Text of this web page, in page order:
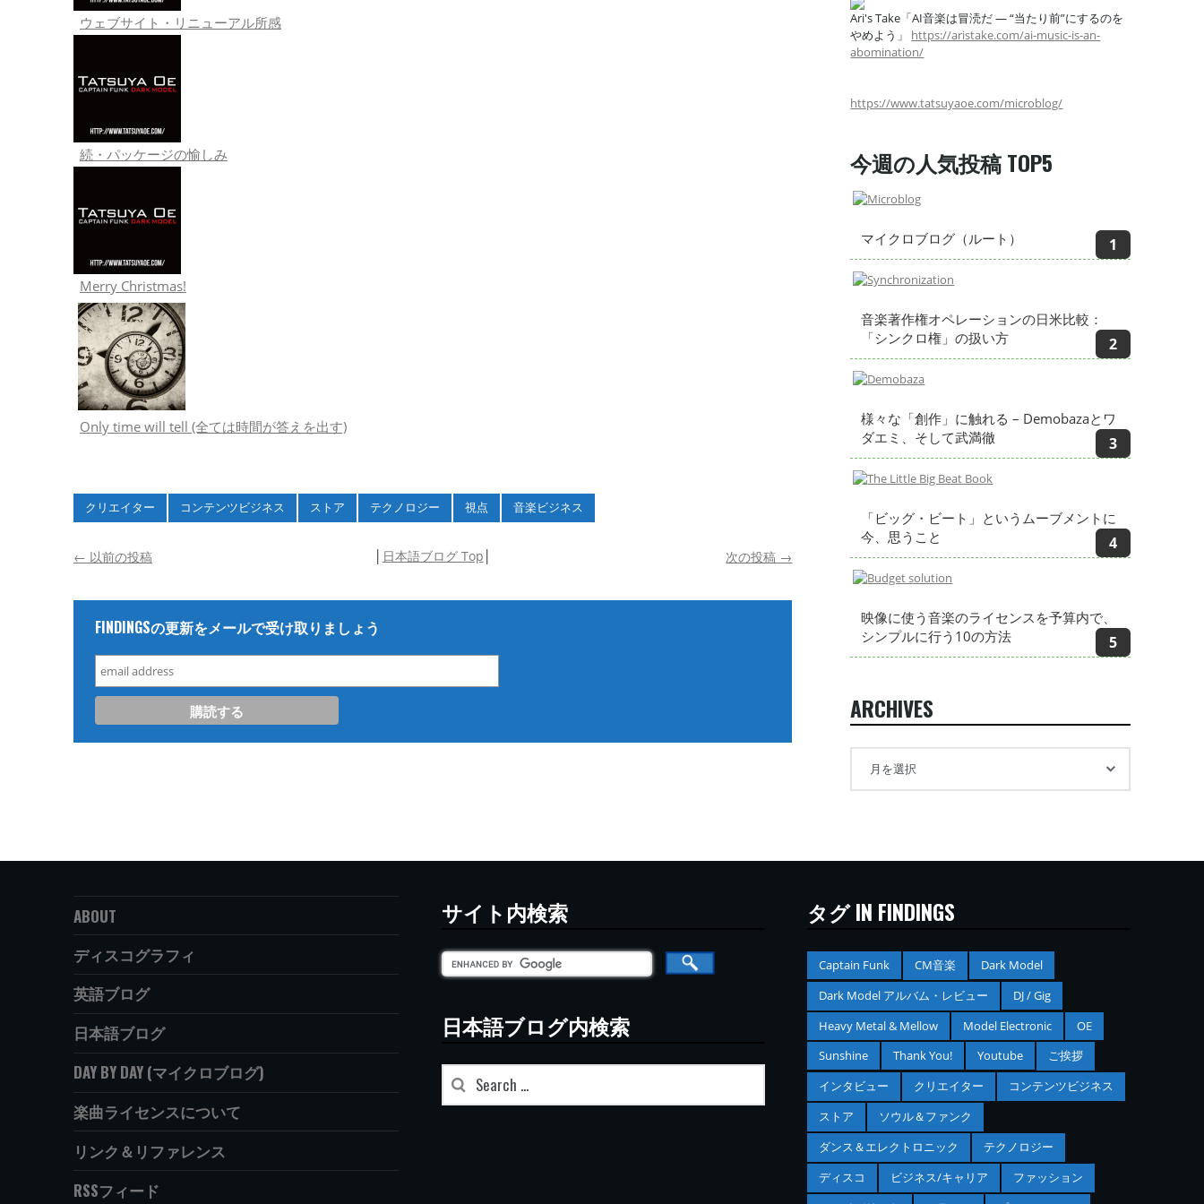
ウェブサイト・リニューアル所感
続・パッケージの愉しみ
Merry Christmas!
Only time will tell (全ては時間が答えを出す)
クリエイター コンテンツビジネス ストア テクノロジー 視点 音楽ビジネス
← 以前の投稿 日本語ブログ Top 次の投稿 →
FINDINGSの更新をメールで受け取りましょう
Ari's Take「AI音楽は冒涜だ — “当たり前”にするのを
やめよう」 https://aristake.com/ai-music-is-an-
abomination/
https://www.tatsuyaoe.com/microblog/
今週の人気投稿 TOP5
マイクロブログ（ルート）
音楽著作権オペレーションの日米比較：
「シンクロ権」の扱い方
様々な「創作」に触れる – Demobazaとワ
ダエミ、そして武満徹
「ビッグ・ビート」というムーブメントに
今、思うこと
映像に使う音楽のライセンスを予算内で、
シンプルに行う10の方法
ARCHIVES
ABOUT
ディスコグラフィ
英語ブログ
日本語ブログ
DAY BY DAY (マイクロブログ)
楽曲ライセンスについて
リンク＆リファレンス
RSSフィード
サイト内検索
日本語ブログ内検索
タグ IN FINDINGS
Captain Funk CM音楽
Dark Model
Dark Model アルバム・レビュー
DJ / Gig
Heavy Metal & Mellow
Model Electronic
OE
Sunshine
Thank You! Youtube
ご挨拶
インタビュー
クリエイター
コンテンツビジネス
ストア
ソウル＆ファンク
ダンス＆エレクトロニック
テクノロジー
ディスコ
ビジネス/キャリア
ファッション